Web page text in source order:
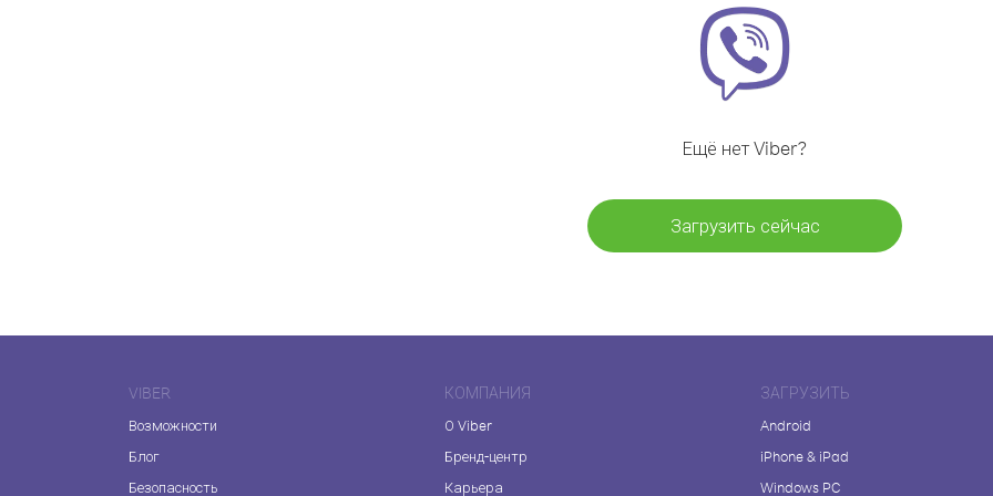
Ещё нет Viber?
Загрузить сейчас
VIBER
Возможности
Блог
Безопасность
КОМПАНИЯ
О Viber
Бренд-центр
Карьера
ЗАГРУЗИТЬ
Android
iPhone & iPad
Windows PC